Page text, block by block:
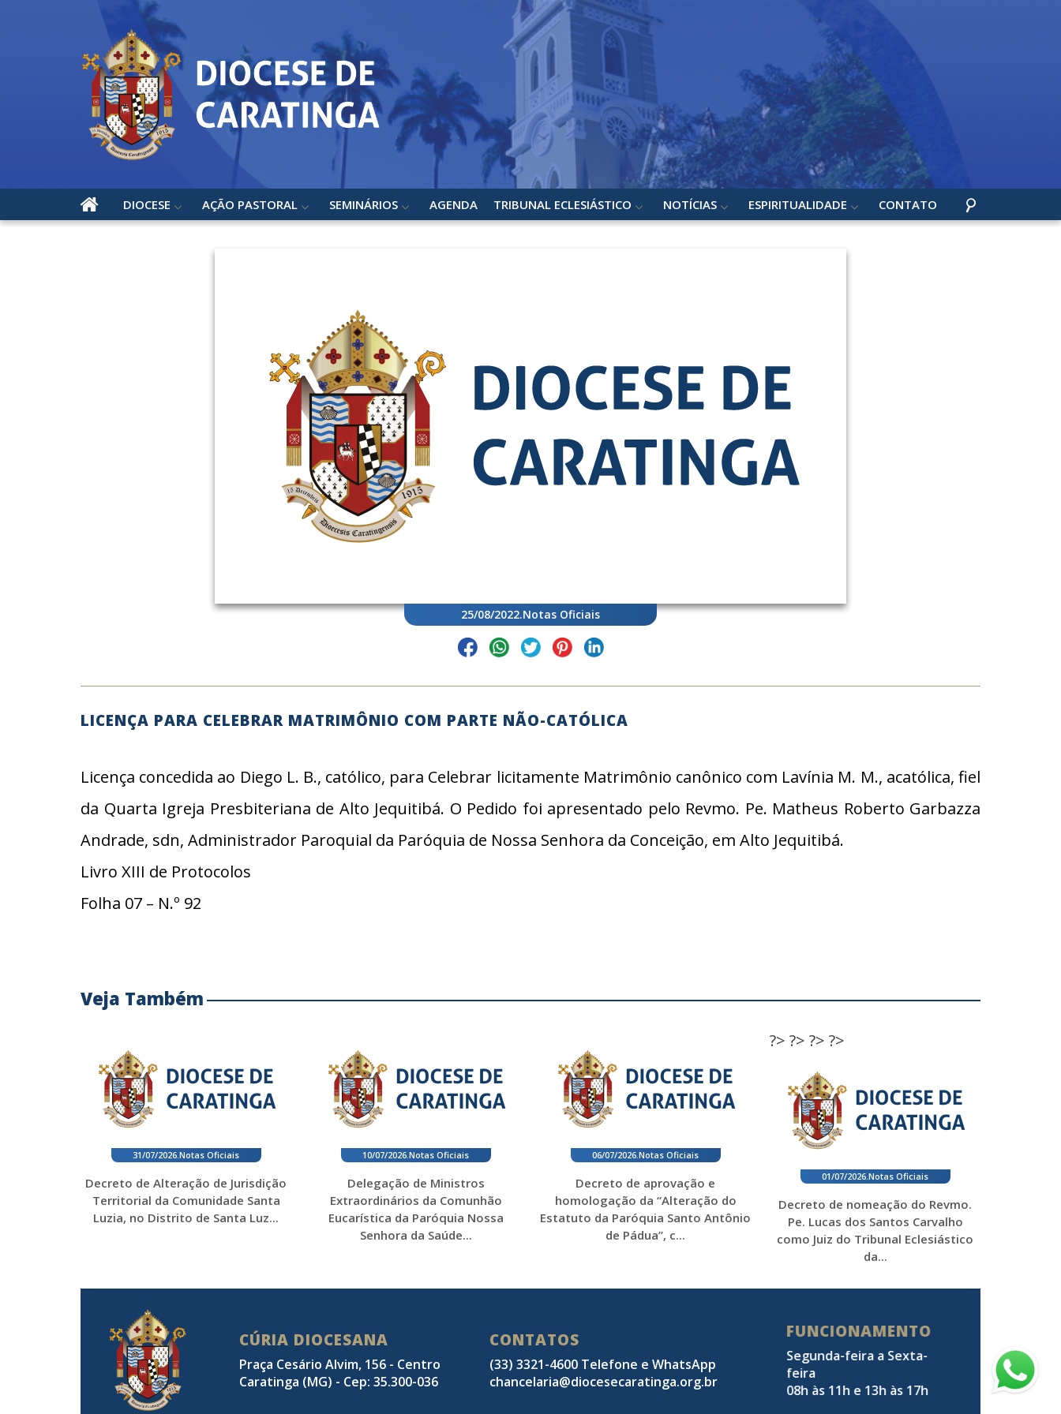
DIOCESE AÇÃO PASTORAL SEMINÁRIOS AGENDA TRIBUNAL ECLESIÁSTICO NOTÍCIAS ESPIRITUALIDADE CONTATO
25/08/2022.Notas Oficiais
LICENÇA PARA CELEBRAR MATRIMÔNIO COM PARTE NÃO-CATÓLICA
Licença concedida ao Diego L. B., católico, para Celebrar licitamente Matrimônio canônico com Lavínia M. M., acatólica, fiel
da Quarta Igreja Presbiteriana de Alto Jequitibá. O Pedido foi apresentado pelo Revmo. Pe. Matheus Roberto Garbazza
Andrade, sdn, Administrador Paroquial da Paróquia de Nossa Senhora da Conceição, em Alto Jequitibá.
Livro XIII de Protocolos
Folha 07 – N.º 92
Veja Também
?>
31/07/2026.Notas Oficiais
Decreto de Alteração de Jurisdição
Territorial da Comunidade Santa
Luzia, no Distrito de Santa Luz...
?>
10/07/2026.Notas Oficiais
Delegação de Ministros
Extraordinários da Comunhão
Eucarística da Paróquia Nossa
Senhora da Saúde...
?>
06/07/2026.Notas Oficiais
Decreto de aprovação e
homologação da “Alteração do
Estatuto da Paróquia Santo Antônio
de Pádua”, c...
?>
01/07/2026.Notas Oficiais
Decreto de nomeação do Revmo.
Pe. Lucas dos Santos Carvalho
como Juiz do Tribunal Eclesiástico
da...
CÚRIA DIOCESANA
Praça Cesário Alvim, 156 - Centro
Caratinga (MG) - Cep: 35.300-036
CONTATOS
(33) 3321-4600 Telefone e WhatsApp
chancelaria@diocesecaratinga.org.br
FUNCIONAMENTO
Segunda-feira a Sexta-
feira
08h às 11h e 13h às 17h